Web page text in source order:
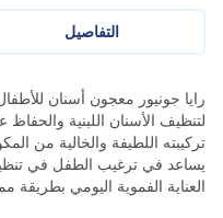
التفاصيل
رايا جونيور معجون أسنان
لتنظيف الأسنان اللبنية
تركيبته اللطيفة والخالية من
يساعد في ترغيب الطفل في
العناية الفموية اليومي بطريقة